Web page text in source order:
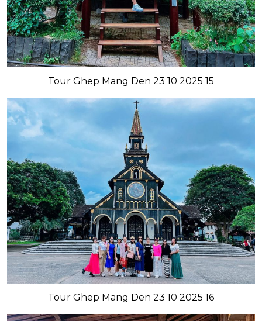
Tour Ghep Mang Den 23 10 2025 15
Tour Ghep Mang Den 23 10 2025 16